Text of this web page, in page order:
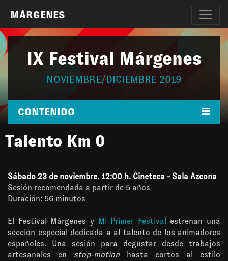
MÁRGENES
IX Festival Márgenes
NOVIEMBRE/DICIEMBRE 2019
CONTENIDO
Talento Km 0
Sábado 23 de noviembre. 12:00 h. Cineteca - Sala Azcona
Sesión recomendada a partir de 5 años
Duración: 56 minutos
El Festival Márgenes y Mi Primer Festival
estrenan una
sección especial dedicada a al talento de los animadores
españoles. Una sesión para degustar desde trabajos
artesanales en stop-motion hasta cortos al estilo